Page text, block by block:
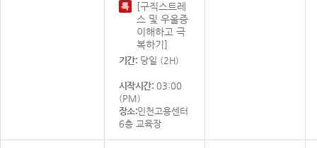
[구직스트레
스 및 우울증
이해하고 극
복하기]
기간: 당일 (2H)
시작시간: 03:00
(PM)
장소:인천고용센터
6층 교육장